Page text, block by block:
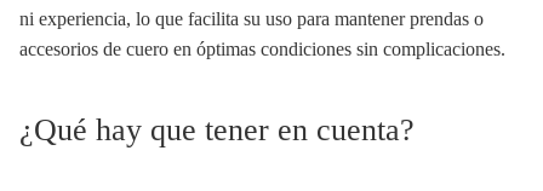
ni experiencia, lo que facilita su uso para mantener prendas o
accesorios de cuero en óptimas condiciones sin complicaciones.
¿Qué hay que tener en cuenta?